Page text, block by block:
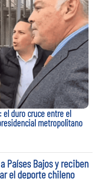
el duro cruce entre el
metropolitano
Países Bajos y reciben
el deporte chileno